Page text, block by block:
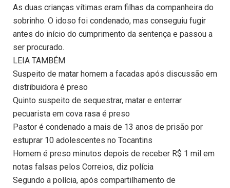
As duas crianças vítimas eram filhas da companheira do
sobrinho. O idoso foi condenado, mas conseguiu fugir
antes do início do cumprimento da sentença e passou a
ser procurado.
LEIA TAMBÉM
Suspeito de matar homem a facadas após discussão em
distribuidora é preso
Quinto suspeito de sequestrar, matar e enterrar
pecuarista em cova rasa é preso
Pastor é condenado a mais de 13 anos de prisão por
estuprar 10 adolescentes no Tocantins
Homem é preso minutos depois de receber R$ 1 mil em
notas falsas pelos Correios, diz polícia
Segundo a polícia, após compartilhamento de